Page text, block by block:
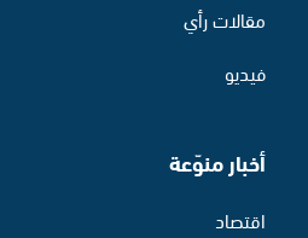
مقالات رأي
فيديو
أخبار منوّعة
اقتصاد